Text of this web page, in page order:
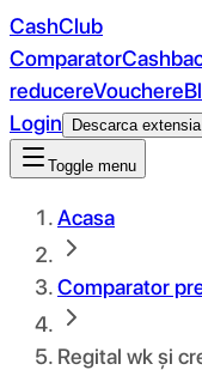
CashClub
Comparator
reducereVouchere
Login
Descarca extensia
Toggle menu
Acasa
Comparator
Regital wk și